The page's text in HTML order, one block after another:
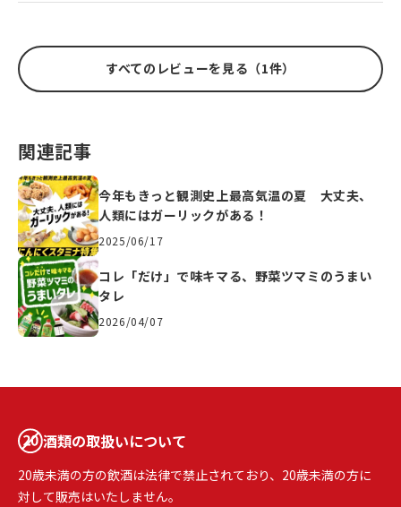
すべてのレビューを見る（1件）
関連記事
今年もきっと観測史上最高気温の夏 大丈夫、
人類にはガーリックがある！
2025/06/17
コレ「だけ」で味キマる、野菜ツマミのうまい
タレ
2026/04/07
酒類の取扱いについて
20歳未満の方の飲酒は法律で禁止されており、20歳未満の方に
対して販売はいたしません。